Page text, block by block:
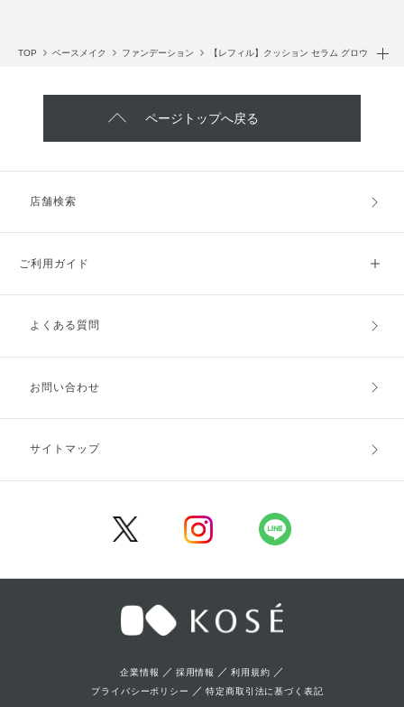
TOP ベースメイク ファンデーション 【レフィル】クッション セラム グロウ
ページトップへ戻る
店舗検索
ご利用ガイド
ご利用ガイドトップ
お支払方法
キャンセル・返品・交換
よくある質問
お問い合わせ
サイトマップ
企業情報 ／ 採用情報 ／利用規約 ／
プライバシーポリシー ／特定商取引法に基づく表記